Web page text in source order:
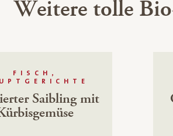
Weitere tolle
FISCH,
Saibling mit